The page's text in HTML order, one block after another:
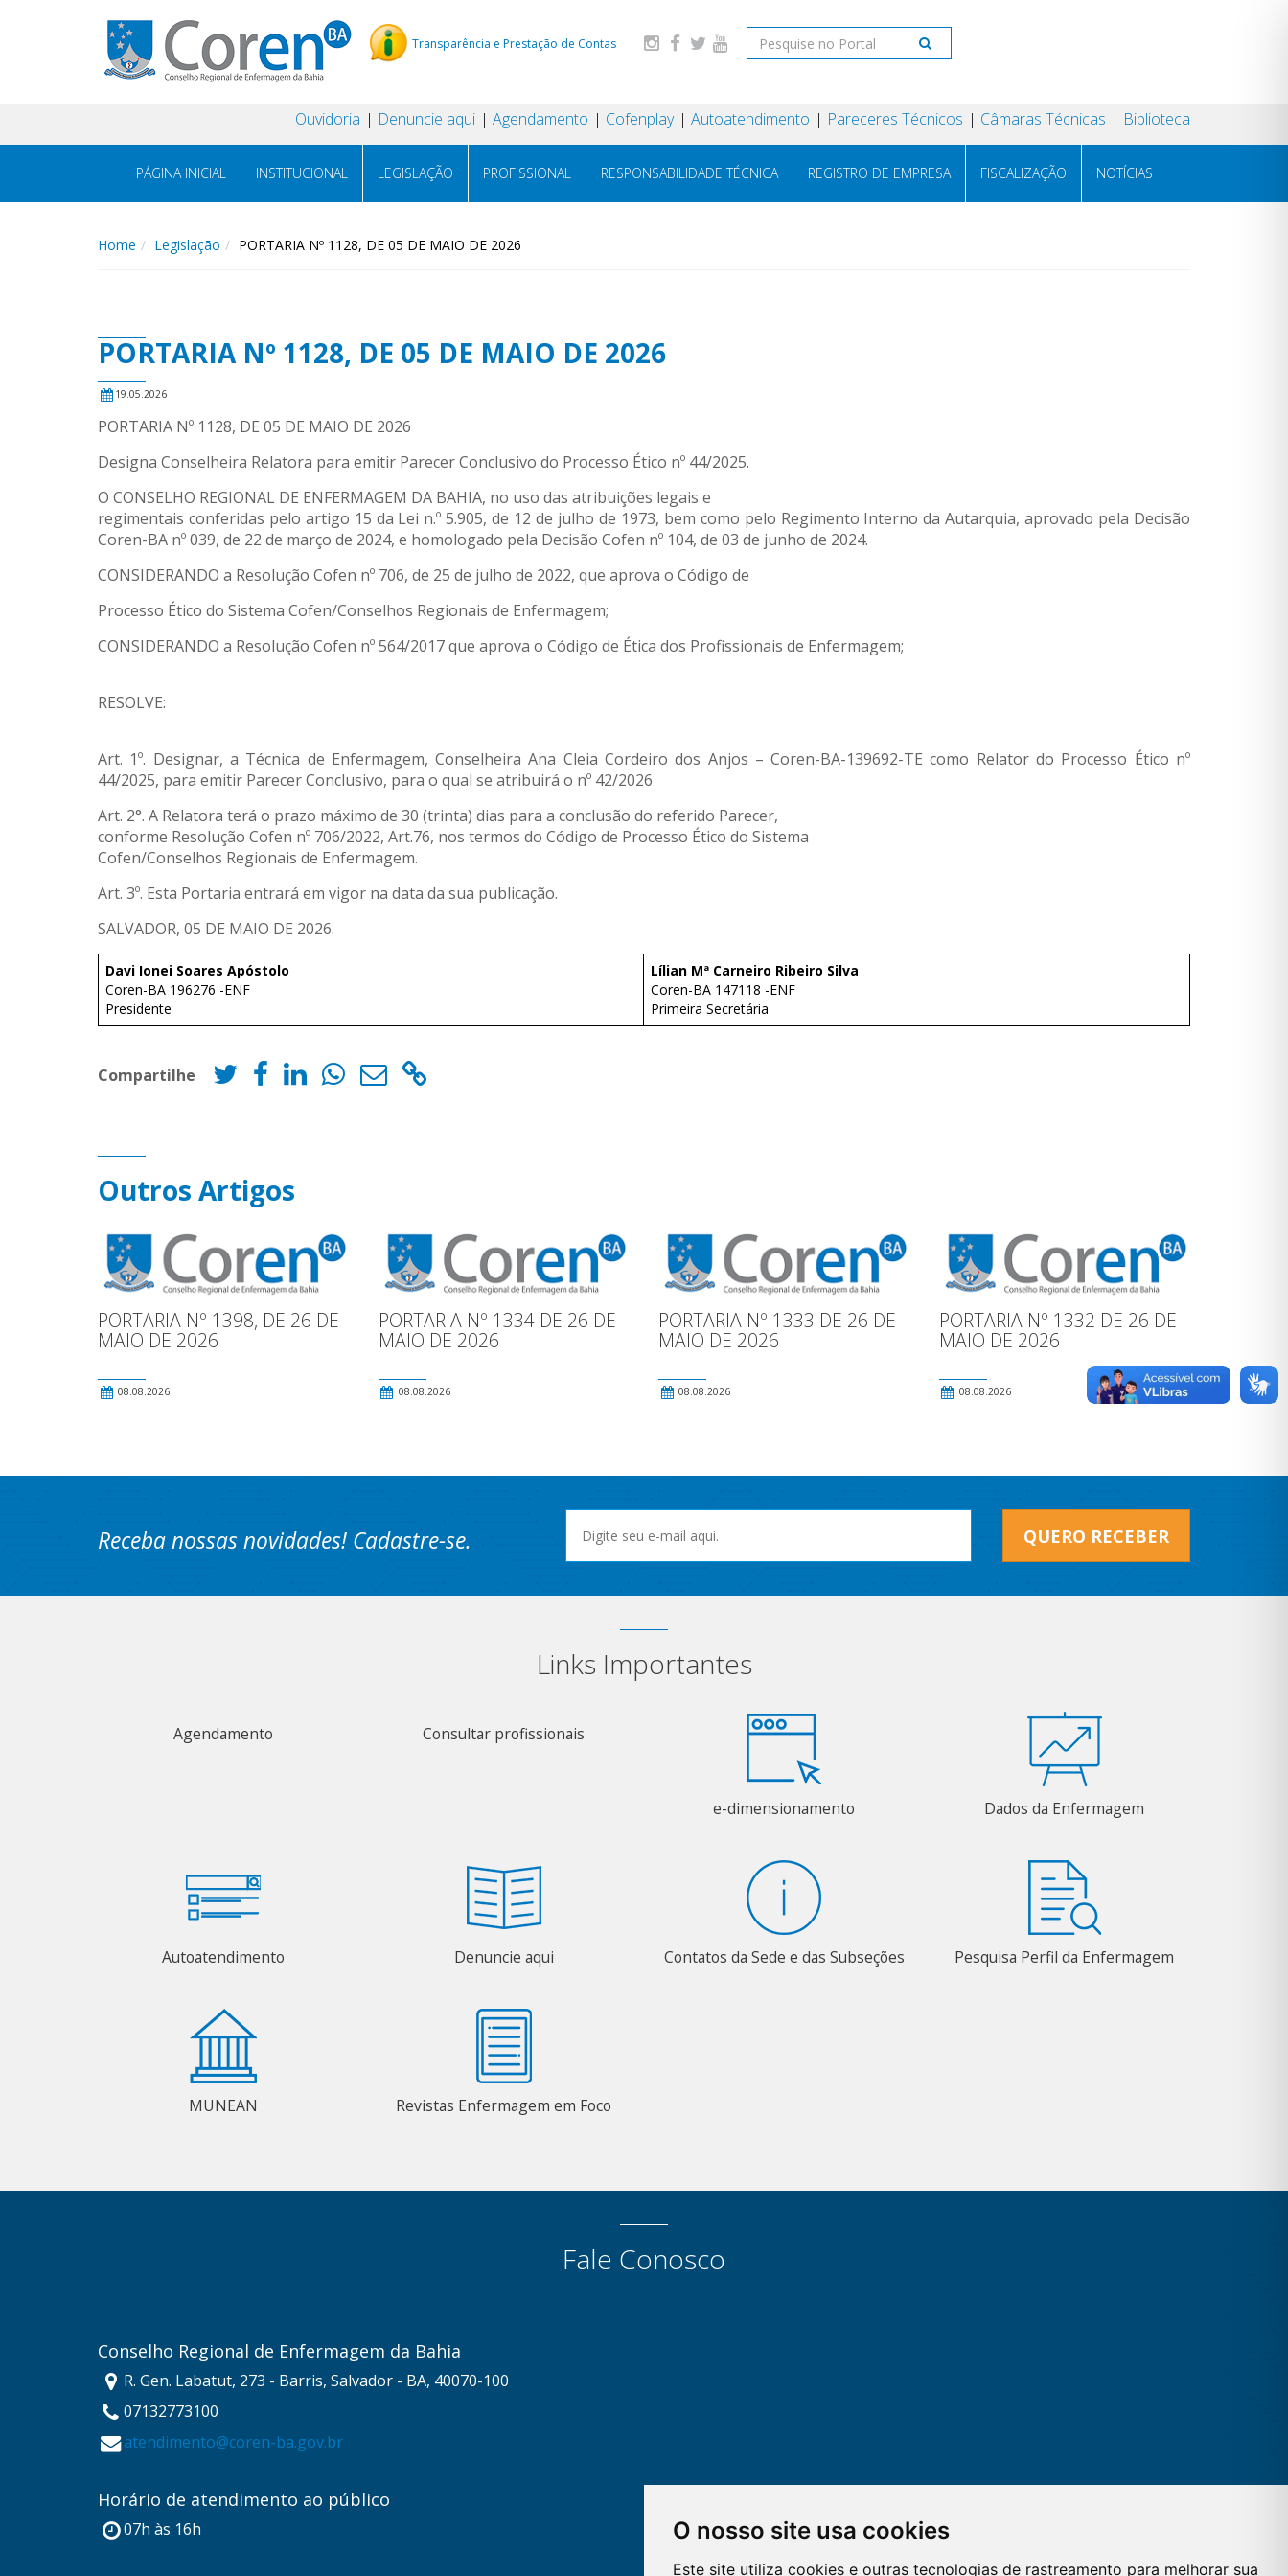
O nosso site usa cookies
Este site utiliza cookies e outras tecnologias de rastreamento para melhorar sua
Transparência e Prestação de Contas
Ouvidoria Denuncie aqui Agendamento Cofenplay Autoatendimento Pareceres Técnicos Câmaras Técnicas Biblioteca
PÁGINA INICIAL INSTITUCIONAL LEGISLAÇÃO PROFISSIONAL RESPONSABILIDADE TÉCNICA REGISTRO DE EMPRESA FISCALIZAÇÃO NOTÍCIAS
Home Legislação PORTARIA Nº 1128, DE 05 DE MAIO DE 2026
PORTARIA Nº 1128, DE 05 DE MAIO DE 2026
19.05.2026
PORTARIA Nº 1128, DE 05 DE MAIO DE 2026
Designa Conselheira Relatora para emitir Parecer Conclusivo do Processo Ético nº 44/2025.
O CONSELHO REGIONAL DE ENFERMAGEM DA BAHIA, no uso das atribuições legais e
regimentais conferidas pelo artigo 15 da Lei n.º 5.905, de 12 de julho de 1973, bem como pelo Regimento Interno da Autarquia, aprovado pela Decisão
Coren-BA nº 039, de 22 de março de 2024, e homologado pela Decisão Cofen nº 104, de 03 de junho de 2024.
CONSIDERANDO a Resolução Cofen nº 706, de 25 de julho de 2022, que aprova o Código de
Processo Ético do Sistema Cofen/Conselhos Regionais de Enfermagem;
CONSIDERANDO a Resolução Cofen nº 564/2017 que aprova o Código de Ética dos Profissionais de Enfermagem;
RESOLVE:
Art. 1º. Designar, a Técnica de Enfermagem, Conselheira Ana Cleia Cordeiro dos Anjos – Coren-BA-139692-TE como Relator do Processo Ético nº
44/2025, para emitir Parecer Conclusivo, para o qual se atribuirá o nº 42/2026
Art. 2°. A Relatora terá o prazo máximo de 30 (trinta) dias para a conclusão do referido Parecer,
conforme Resolução Cofen nº 706/2022, Art.76, nos termos do Código de Processo Ético do Sistema
Cofen/Conselhos Regionais de Enfermagem.
Art. 3º. Esta Portaria entrará em vigor na data da sua publicação.
SALVADOR, 05 DE MAIO DE 2026.
Davi Ionei Soares Apóstolo
Coren-BA 196276 -ENF
Presidente
Lílian Mª Carneiro Ribeiro Silva
Coren-BA 147118 -ENF
Primeira Secretária
Compartilhe
Outros Artigos
PORTARIA Nº 1398, DE 26 DE
MAIO DE 2026
08.08.2026
PORTARIA Nº 1334 DE 26 DE
MAIO DE 2026
08.08.2026
PORTARIA Nº 1333 DE 26 DE
MAIO DE 2026
08.08.2026
PORTARIA Nº 1332 DE 26 DE
MAIO DE 2026
08.08.2026
Receba nossas novidades! Cadastre-se. QUERO RECEBER
Links Importantes
Agendamento Consultar profissionais
e-dimensionamento Dados da Enfermagem
Autoatendimento Denuncie aqui Contatos da Sede e das Subseções Pesquisa Perfil da Enfermagem
MUNEAN Revistas Enfermagem em Foco
Fale Conosco
Conselho Regional de Enfermagem da Bahia
R. Gen. Labatut, 273 - Barris, Salvador - BA, 40070-100
07132773100
atendimento@coren-ba.gov.br
Horário de atendimento ao público
07h às 16h